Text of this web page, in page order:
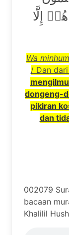
إِلَّا
Wa
/ Dan
dongeng-
pikiran
dan
002079
bacaan
Khalilil